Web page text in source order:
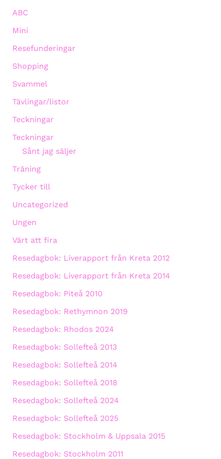
ABC
Mini
Resefunderingar
Shopping
Svammel
Tävlingar/listor
Teckningar
Teckningar
Sånt jag säljer
Träning
Tycker till
Uncategorized
Ungen
Värt att fira
Resedagbok: Liverapport från Kreta 2012
Resedagbok: Liverapport från Kreta 2014
Resedagbok: Piteå 2010
Resedagbok: Rethymnon 2019
Resedagbok: Rhodos 2024
Resedagbok: Sollefteå 2013
Resedagbok: Sollefteå 2014
Resedagbok: Sollefteå 2018
Resedagbok: Sollefteå 2024
Resedagbok: Sollefteå 2025
Resedagbok: Stockholm & Uppsala 2015
Resedagbok: Stockholm 2011